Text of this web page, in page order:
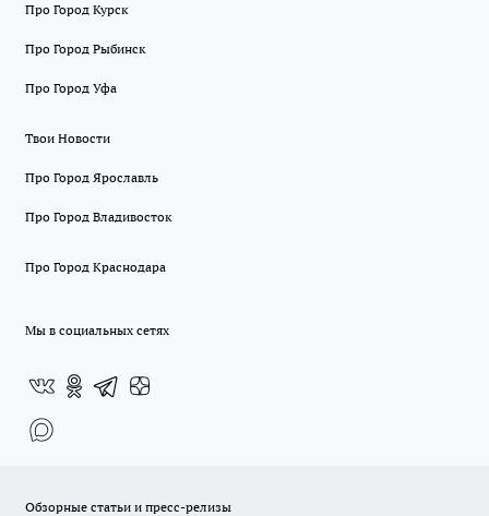
Про Город Курск
Про Город Рыбинск
Про Город Уфа
Твои Новости
Про Город Ярославль
Про Город Владивосток
Про Город Краснодара
Мы в социальных сетях
Обзорные статьи и пресс-релизы